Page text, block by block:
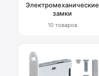
Электромеханические
замки
10 товаров